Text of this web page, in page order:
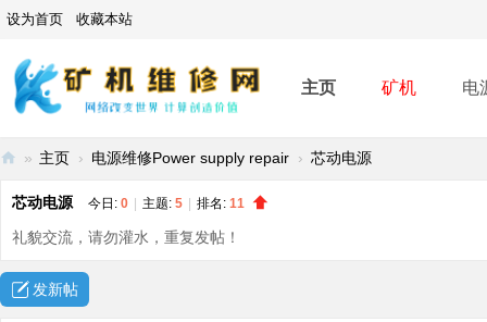
设为首页 收藏本站
主页 矿机 电
修
» 主页 › 电源维修Power supply repair › 芯动电源
芯动电源 今日: 0 主题: 5 排名: 11
礼貌交流，请勿灌水，重复发帖！
发新帖